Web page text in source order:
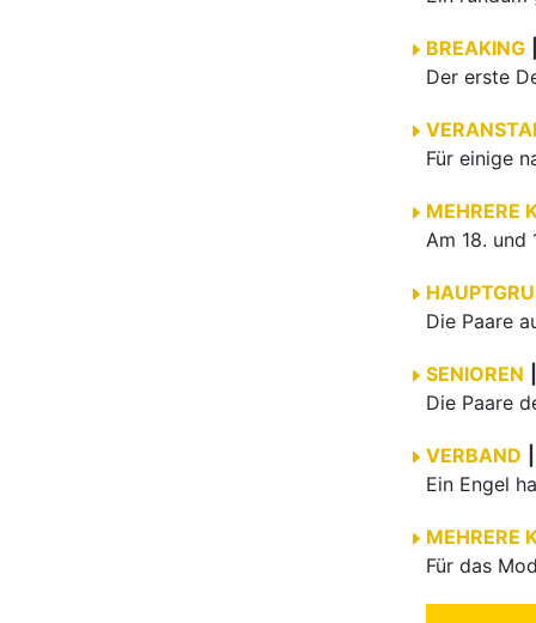
BREAKING
MEHRERE
SENIOREN
VERBAND
MEHRERE